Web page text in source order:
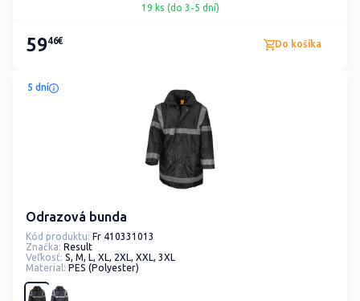
19 ks (do 3-5 dní)
5946€ Do košíka
5 dní
Odrazová bunda
Kód produktu: Fr 410331013
Značka: Result
Veľkosť: S, M, L, XL, 2XL, XXL, 3XL
Material: PES (Polyester)